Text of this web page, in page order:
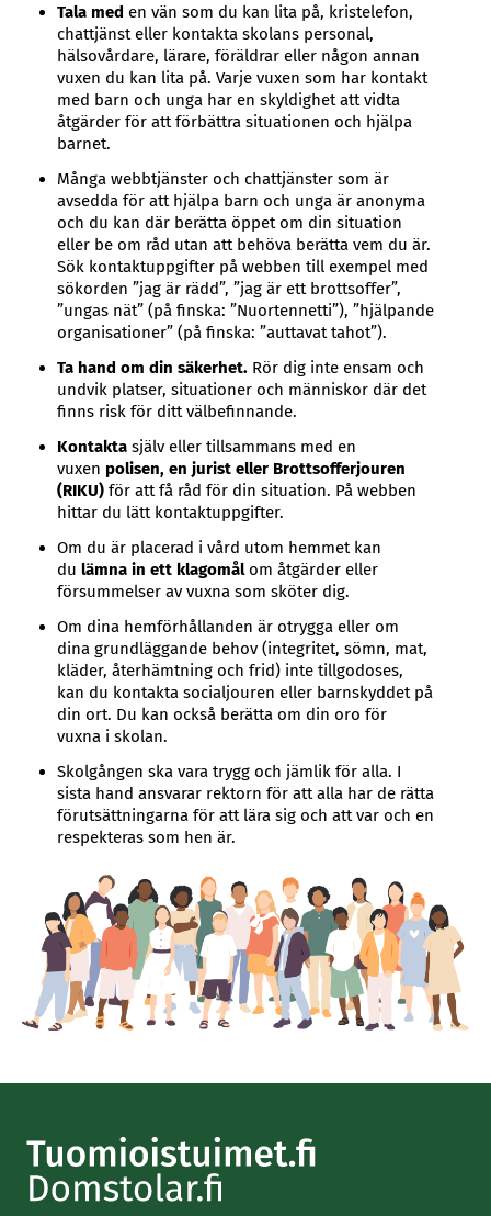
Tala med en vän som du kan lita på, kristelefon,
chattjänst eller kontakta skolans personal,
hälsovårdare, lärare, föräldrar eller någon annan
vuxen du kan lita på. Varje vuxen som har kontakt
med barn och unga har en skyldighet att vidta
åtgärder för att förbättra situationen och hjälpa
barnet.
Många webbtjänster och chattjänster som är
avsedda för att hjälpa barn och unga är anonyma
och du kan där berätta öppet om din situation
eller be om råd utan att behöva berätta vem du är.
Sök kontaktuppgifter på webben till exempel med
sökorden ”jag är rädd”, ”jag är ett brottsoffer”,
”ungas nät” (på finska: ”Nuortennetti”), ”hjälpande
organisationer” (på finska: ”auttavat tahot”).
Ta hand om din säkerhet. Rör dig inte ensam och
undvik platser, situationer och människor där det
finns risk för ditt välbefinnande.
Kontakta själv eller tillsammans med en
vuxen polisen, en jurist eller Brottsofferjouren
(RIKU) för att få råd för din situation. På webben
hittar du lätt kontaktuppgifter.
Om du är placerad i vård utom hemmet kan
du lämna in ett klagomålom åtgärder eller
försummelser av vuxna som sköter dig.
Om dina hemförhållanden är otrygga eller om
dina grundläggande behov (integritet, sömn, mat,
kläder, återhämtning och frid) inte tillgodoses,
kan du kontakta socialjouren eller barnskyddet på
din ort. Du kan också berätta om din oro för
vuxna i skolan.
Skolgången ska vara trygg och jämlik för alla. I
sista hand ansvarar rektorn för att alla har de rätta
förutsättningarna för att lära sig och att var och en
respekteras som hen är.